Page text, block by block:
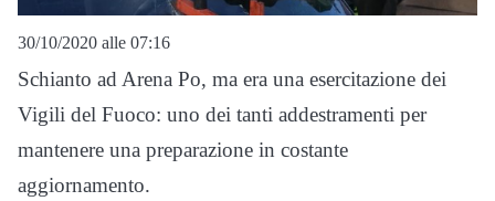
30/10/2020 alle 07:16
Schianto ad Arena Po, ma era una esercitazione dei
Vigili del Fuoco: uno dei tanti addestramenti per
mantenere una preparazione in costante
aggiornamento.